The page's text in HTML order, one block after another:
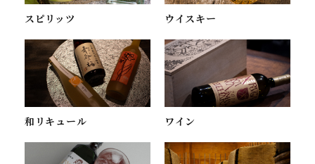
スピリッツ ウイスキー
和リキュール ワイン